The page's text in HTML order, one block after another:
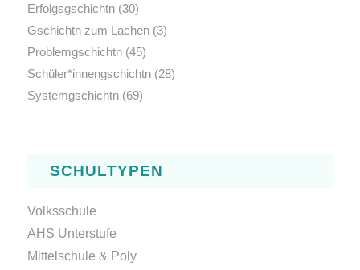
Erfolgsgschichtn(30)
Gschichtn zum Lachen(3)
Problemgschichtn(45)
Schüler*innengschichtn(28)
Systemgschichtn(69)
SCHULTYPEN
Volksschule
AHS Unterstufe
Mittelschule & Poly